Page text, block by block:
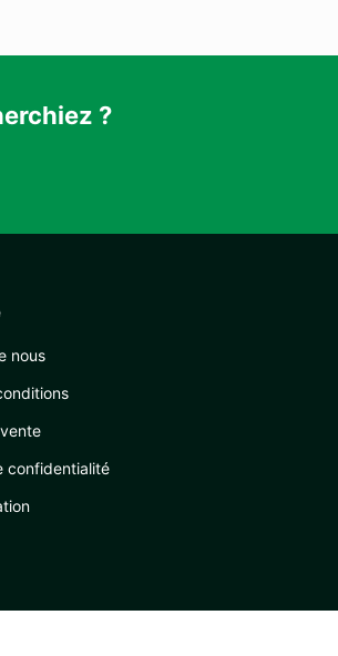
?
nous
confidentialité